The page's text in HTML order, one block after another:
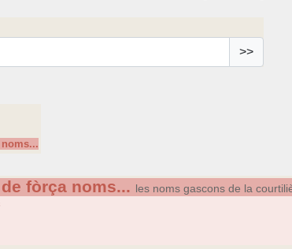
>>
noms...
fòrça noms... les noms gascons de la